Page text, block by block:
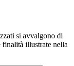
si avvalgono di
finalità illustrate nella